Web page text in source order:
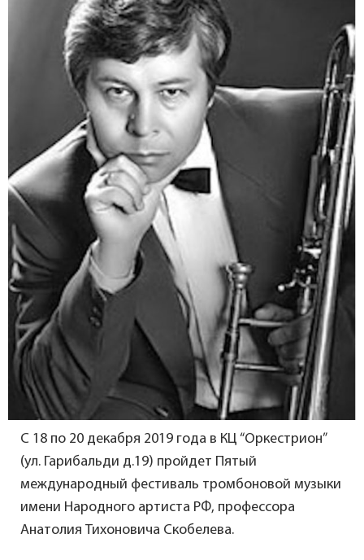
С 18 по 20 декабря 2019 года в КЦ “Оркестрион”
(ул. Гарибальди д.19) пройдет Пятый
международный фестиваль тромбоновой музыки
имени Народного артиста РФ, профессора
Анатолия Тихоновича Скобелева.